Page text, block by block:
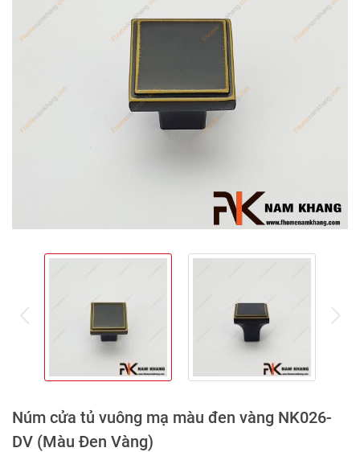
Núm cửa tủ vuông mạ màu đen vàng NK026-
DV (Màu Đen Vàng)